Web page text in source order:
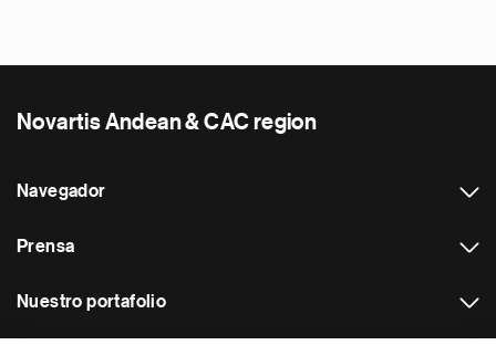
Novartis Andean & CAC region
Navegador
Prensa
Nuestro portafolio